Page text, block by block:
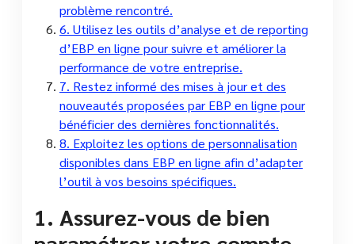
problème rencontré.
6. Utilisez les outils d’analyse et de reporting
d’EBP en ligne pour suivre et améliorer la
performance de votre entreprise.
7. Restez informé des mises à jour et des
nouveautés proposées par EBP en ligne pour
bénéficier des dernières fonctionnalités.
8. Exploitez les options de personnalisation
disponibles dans EBP en ligne afin d’adapter
l’outil à vos besoins spécifiques.
1. Assurez-vous de bien